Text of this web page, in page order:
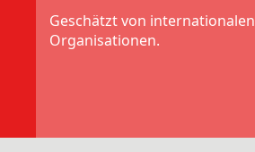
Geschätzt von internationalen
Organisationen.